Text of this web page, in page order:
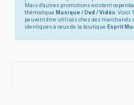
Mais d'autres promotions existent
thématique Musique / Dvd / Vidéo. Voici
peuvent être utilisés chez des
identiques à ceux de la boutique Esprit